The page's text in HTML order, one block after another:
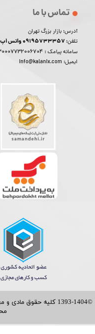
©1393-1404 کلیه حقوق
تماس با ما
آدرس: بازار بزرگ تهران
تلفن:
سامانه پیامک :
ایمیل: info@kalanix.com